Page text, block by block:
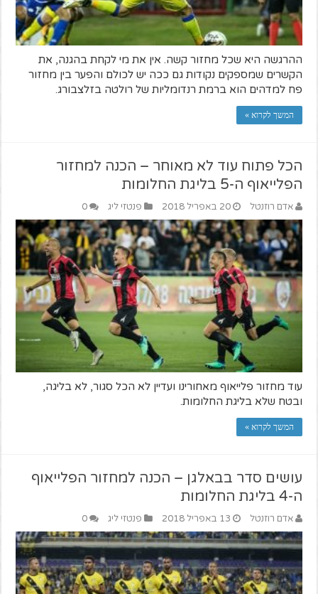
ההרגשה היא שכל מחזור קשה. אין את מי לקחת בהגנה, את
הקשרים שמספקים נקודות גם ככה יש לכולם והפער בין מחזור
פח למדהים הוא ברמת רנדומליות של רולטה בזלצבורג.
המשך לקרוא »
הכל פתוח עוד לא מאוחר – הכנה למחזור
הפלייאוף ה-5 בליגת החלומות
אדם רוזנטל 20 באפריל 2018 פנטזי ליג 0
עוד מחזור פלייאוף מאחורינו ועדיין לא הכל סגור, לא בליגה,
ובטח שלא בליגת החלומות.
המשך לקרוא »
עושים סדר בבאלגן – הכנה למחזור הפלייאוף
ה-4 בליגת החלומות
אדם רוזנטל 13 באפריל 2018 פנטזי ליג 0